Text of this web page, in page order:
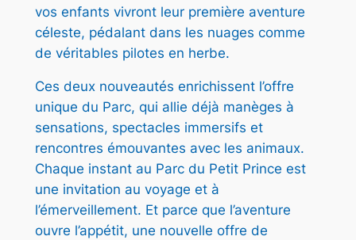
vos enfants vivront leur première aventure
céleste, pédalant dans les nuages comme
de véritables pilotes en herbe.
Ces deux nouveautés enrichissent l’offre
unique du Parc, qui allie déjà manèges à
sensations, spectacles immersifs et
rencontres émouvantes avec les animaux.
Chaque instant au Parc du Petit Prince est
une invitation au voyage et à
l’émerveillement. Et parce que l’aventure
ouvre l’appétit, une nouvelle offre de